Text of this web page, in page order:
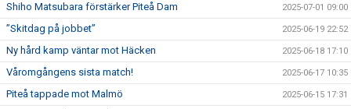
Shiho Matsubara förstärker Piteå Dam 2025-07-01 09:00
”Skitdag på jobbet” 2025-06-19 22:52
Ny hård kamp väntar mot Häcken 2025-06-18 17:10
Våromgångens sista match! 2025-06-17 10:35
Piteå tappade mot Malmö 2025-06-15 17:31